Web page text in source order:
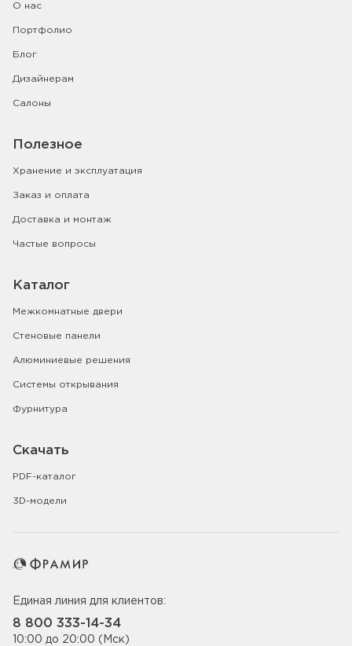
О нас
Портфолио
Блог
Дизайнерам
Салоны
Полезное
Хранение и эксплуатация
Заказ и оплата
Доставка и монтаж
Частые вопросы
Каталог
Межкомнатные двери
Стеновые панели
Алюминиевые решения
Системы открывания
Фурнитура
Скачать
PDF-каталог
3D-модели
Единая линия для клиентов:
8 800 333-14-34
10:00 до 20:00 (Мск)